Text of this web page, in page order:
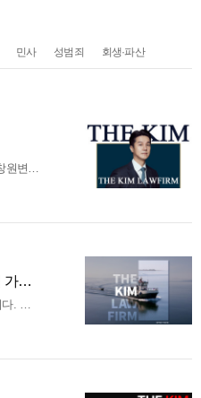
민사 성범죄 회생·파산
음주운전 상습 재범 형사처벌 가중처벌 기준 및 시동 잠금장치 의무화 총정리